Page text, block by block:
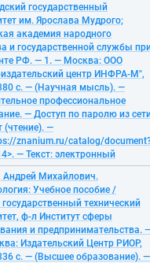
государственный
им. Ярослава Мудрого;
академия народного
и государственной службы
РФ. — 1. — Москва: ООО
центр ИНФРА-М",
с. — (Научная мысль). —
профессиональное
— Доступ по паролю из
(чтение). —
znanium.ru/catalog/
— Текст: электронный
Андрей Михайлович.
Учебное пособие /
технический
ф-л Институт сферы
и предпринимательства.
Издательский Центр РИОР,
с. — (Высшее образование). —